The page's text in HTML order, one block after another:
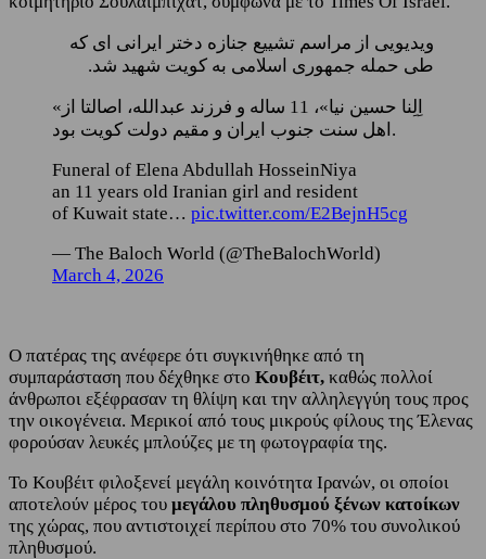
ویدیویی از مراسم تشییع جنازه دختر ایرانی ای که
طی حمله جمهوری اسلامی به کویت شهید شد.
«اِلِنا حسین نیا»، 11 ساله و فرزند عبدالله، اصالتا از
اهل سنت جنوب ایران و مقیم دولت کویت بود.
Funeral of Elena Abdullah HosseinNiya
an 11 years old Iranian girl and resident
of Kuwait state… pic.twitter.com/E2BejnH5cg
— The Baloch World (@TheBalochWorld)
March 4, 2026
Ο πατέρας της ανέφερε ότι συγκινήθηκε από τη
συμπαράσταση που δέχθηκε στο Κουβέιτ, καθώς πολλοί
άνθρωποι εξέφρασαν τη θλίψη και την αλληλεγγύη τους προς
την οικογένεια. Μερικοί από τους μικρούς φίλους της Έλενας
φορούσαν λευκές μπλούζες με τη φωτογραφία της.
Το Κουβέιτ φιλοξενεί μεγάλη κοινότητα Ιρανών, οι οποίοι
αποτελούν μέρος του μεγάλου πληθυσμού ξένων κατοίκων
της χώρας, που αντιστοιχεί περίπου στο 70% του συνολικού
πληθυσμού.